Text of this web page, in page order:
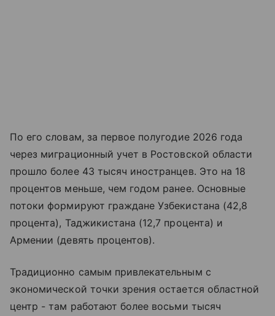
По его словам, за первое полугодие 2026 года
через миграционный учет в Ростовской области
прошло более 43 тысяч иностранцев. Это на 18
процентов меньше, чем годом ранее. Основные
потоки формируют граждане Узбекистана (42,8
процента), Таджикистана (12,7 процента) и
Армении (девять процентов).
Традиционно самым привлекательным с
экономической точки зрения остается областной
центр - там работают более восьми тысяч